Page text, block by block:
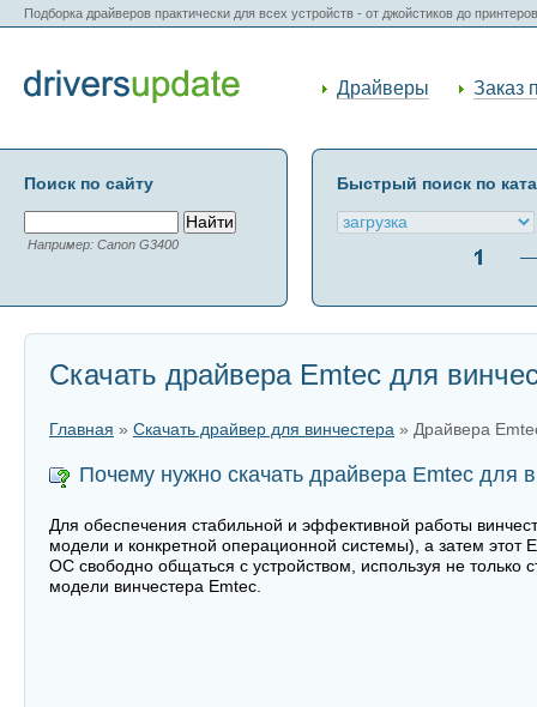
Подборка драйверов практически для всех устройств - от джойстиков до
Драйверы Заказ
Поиск по сайту
Например: Canon G3400
Быстрый поиск по
Скачать драйвера Emtec для
Главная » Скачать драйвер для винчестера » Драйвера
Почему нужно скачать драйвера Emtec для
Для обеспечения стабильной и эффективной работы
модели и конкретной операционной системы), а затем этот
ОС свободно общаться с устройством, используя не только
модели винчестера Emtec.